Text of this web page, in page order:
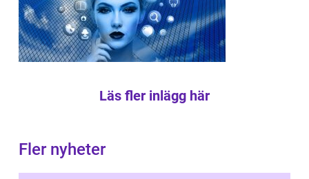
Läs fler inlägg här
Fler nyheter